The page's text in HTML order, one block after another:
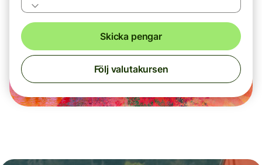
Skicka pengar
Följ valutakursen